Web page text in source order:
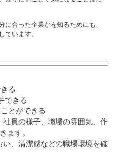
に合った企業かを知るためにも、
ています。
る
できる
とができる
員の様子、職場の雰囲気、作
ます。
、清潔感などの職場環境を確